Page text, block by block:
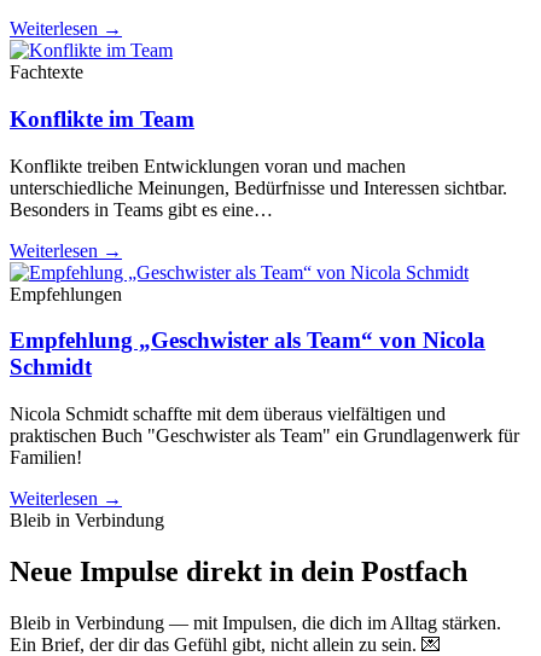
Weiterlesen →
Fachtexte
Konflikte im Team
Konflikte treiben Entwicklungen voran und machen
unterschiedliche Meinungen, Bedürfnisse und Interessen sichtbar.
Besonders in Teams gibt es eine…
Weiterlesen →
Empfehlungen
Empfehlung „Geschwister als Team“ von Nicola
Schmidt
Nicola Schmidt schaffte mit dem überaus vielfältigen und
praktischen Buch "Geschwister als Team" ein Grundlagenwerk für
Familien!
Weiterlesen →
Bleib in Verbindung
Neue Impulse direkt in dein Postfach
Bleib in Verbindung — mit Impulsen, die dich im Alltag stärken.
Ein Brief, der dir das Gefühl gibt, nicht allein zu sein. 💌